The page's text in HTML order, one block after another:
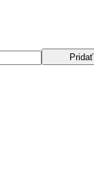
Pridať